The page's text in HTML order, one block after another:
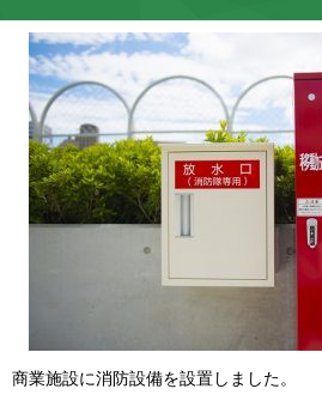
商業施設に消防設備を設置しました。